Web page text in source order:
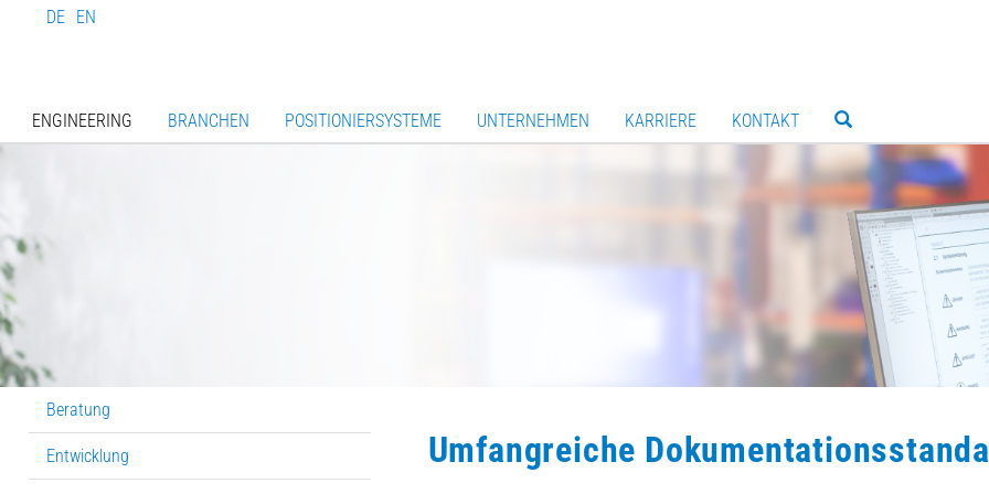
DE EN
ENGINEERING BRANCHEN POSITIONIERSYSTEME UNTERNEHMEN KARRIERE KONTAKT
Beratung
Entwicklung Umfangreiche